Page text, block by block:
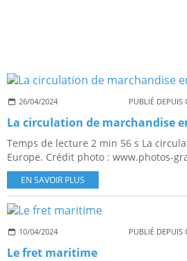
26/04/2024 PUBLIÉ DEPUIS
La circulation de marchandise
Temps de lecture 2 min 56 s La
Europe. Crédit photo : www.photos-
EN SAVOIR PLUS
10/04/2024 PUBLIÉ DEPUIS
Le fret maritime